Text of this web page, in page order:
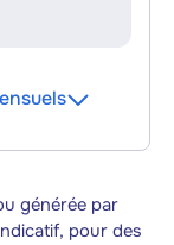
générée par
pour des